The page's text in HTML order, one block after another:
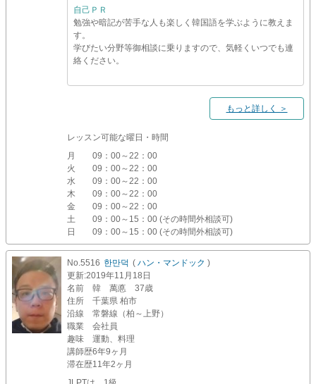
自己ＰＲ
勉強や暗記が苦手な人も楽しく韓国語を学ぶように教えま
す。
学びたい分野等御相談に乗りますので、気軽くいつでも連
絡ください。
もっと詳しく ＞
レッスン可能な曜日・時間
月
09：00～22：00
火
09：00～22：00
水
09：00～22：00
木
09：00～22：00
金
09：00～22：00
土
09：00～15：00 (その時間外相談可)
日
09：00～15：00 (その時間外相談可)
No.5516 한만덕 ( ハン・マンドック )
更新:2019年11月18日
名前
韓 萬悳 37歳
住所
千葉県 柏市
沿線
常磐線（柏～上野）
職業
会社員
趣味
運動、料理
講師歴6年9ヶ月
滞在歴11年2ヶ月